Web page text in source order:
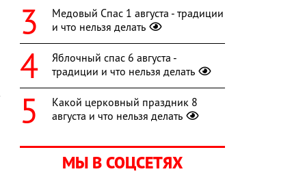
Медовый Спас 1 августа - традиции
и что нельзя делать
Яблочный спас 6 августа -
традиции и что нельзя делать
Какой церковный праздник 8
августа и что нельзя делать
МЫ В СОЦСЕТЯХ